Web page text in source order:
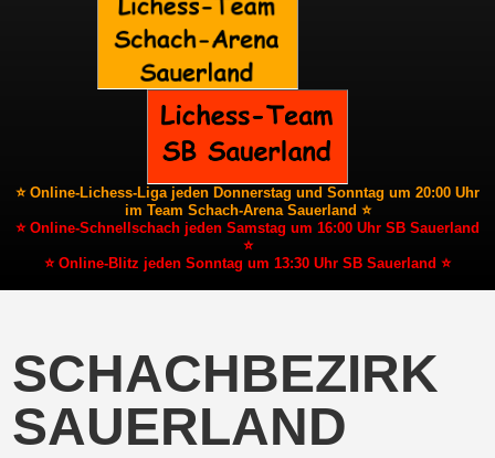
⭐ Online-Lichess-Liga jeden Donnerstag und Sonntag um 20:00 Uhr
im Team Schach-Arena Sauerland ⭐
⭐ Online-Schnellschach jeden Samstag um 16:00 Uhr SB Sauerland
⭐
⭐ Online-Blitz jeden Sonntag um 13:30 Uhr SB Sauerland ⭐
SCHACHBEZIRK
SAUERLAND